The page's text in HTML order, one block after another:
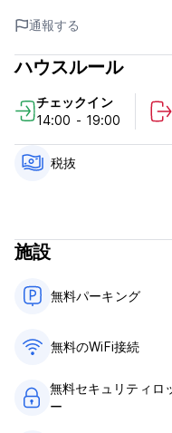
人や雰囲気ではなく、設備
は、私たちを選ばないでく
*清潔さは私たちにとって
*川の流れと山の景色を望
*ミュージシャンの友人の
*すべての基本的な設備を
通報する
ハウスルール
チェックイン
14:00 - 19:00
税抜
施設
無料パーキング
無料のWiFi接続
無料セキュリティロ
ー